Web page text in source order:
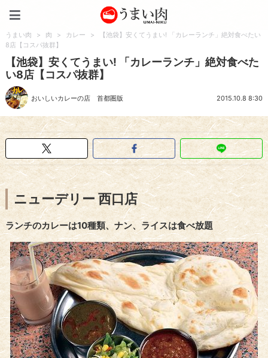
うまい肉 > 肉 > カレー >
【池袋】安くてうまい! 「カレーランチ」絶対食べたい
8店【コスパ抜群】
【池袋】安くてうまい! 「カレーランチ」絶対食べた
い8店【コスパ抜群】
おいしいカレーの店 首都圏版 2015.10.8 8:30
ニューデリー 西口店
ランチのカレーは10種類、ナン、ライスは食べ放題